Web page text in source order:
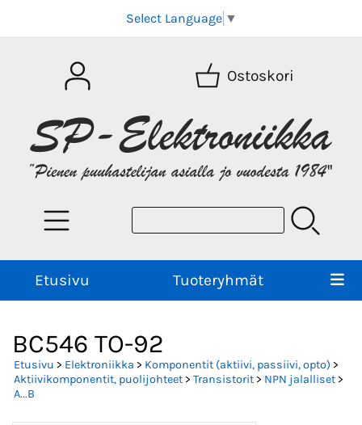
Select Language ▼
Ostoskori
Etusivu Tuoteryhmät
BC546 TO-92
Etusivu > Elektroniikka > Komponentit (aktiivi, passiivi, opto) >
Aktiivikomponentit, puolijohteet> Transistorit> NPN jalalliset>
A...B